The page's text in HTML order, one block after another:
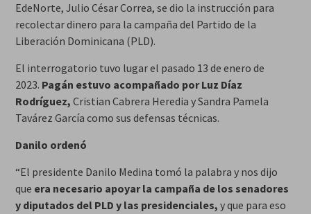
EdeNorte, Julio César Correa, se dio la instrucción para
recolectar dinero para la campaña del Partido de la
Liberación Dominicana (PLD).
El interrogatorio tuvo lugar el pasado 13 de enero de
2023. Pagán estuvo acompañado por Luz Díaz
Rodríguez, Cristian Cabrera Heredia y Sandra Pamela
Tavárez García como sus defensas técnicas.
Danilo ordenó
“El presidente Danilo Medina tomó la palabra y nos dijo
que era necesario apoyar la campaña de los senadores
y diputados del PLD y las presidenciales, y que para eso